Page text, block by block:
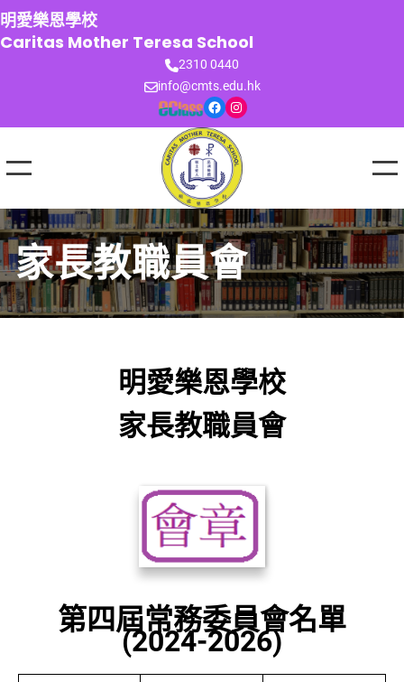
跳
至
主
明愛樂恩學校
Caritas Mother Teresa School
2310 0440
info@cmts.edu.hk
Facebook Instagram
家長教職員會
明愛樂恩學校
家長教職員會
第四屆常務委員會名單
(2024-2026)